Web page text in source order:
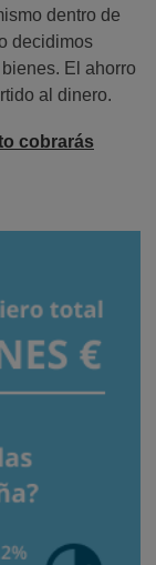
dentro de
decidimos
El ahorro
al dinero.
cobrarás